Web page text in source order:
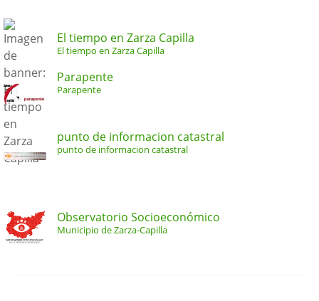
El tiempo en Zarza Capilla
El tiempo en Zarza Capilla
Parapente
Parapente
punto de informacion catastral
punto de informacion catastral
Observatorio Socioeconómico
Municipio de Zarza-Capilla